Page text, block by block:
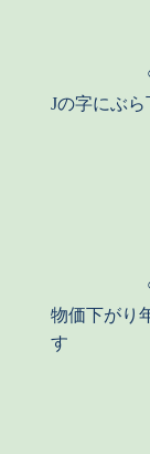
Jの字にぶ
物価下がり
す